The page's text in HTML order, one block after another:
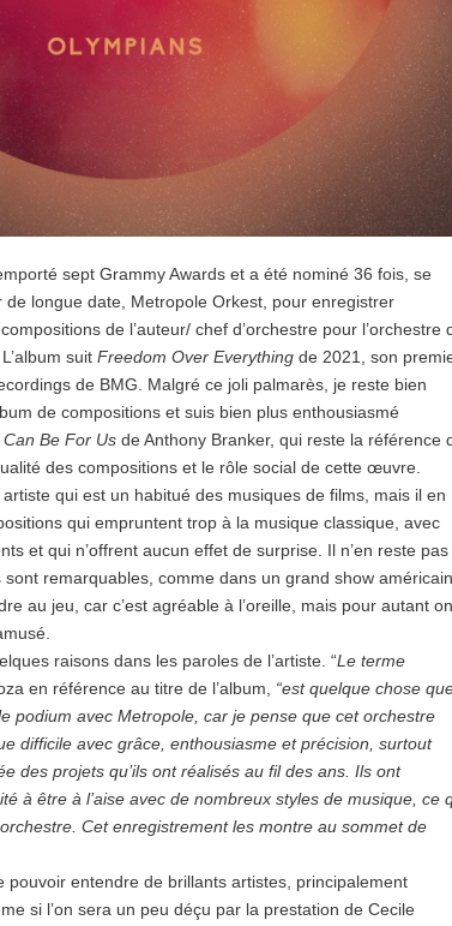
sept Grammy Awards et a été nominé 36 fois, se
de longue date, Metropole Orkest, pour enregistrer
de l’auteur/ chef d’orchestre pour l’orchestre
suit Freedom Over Everything de 2021, son
de BMG. Malgré ce joli palmarès, je reste bien
de compositions et suis bien plus enthousiasmé
Be For Us de Anthony Branker, qui reste la référence
des compositions et le rôle social de cette œuvre.
qui est un habitué des musiques de films, mais il en
qui empruntent trop à la musique classique, avec
et qui n’offrent aucun effet de surprise. Il n’en reste pas
remarquables, comme dans un grand show américain.
au jeu, car c’est agréable à l’oreille, mais pour autant on
raisons dans les paroles de l’artiste. “Le terme
en référence au titre de l’album, “est quelque chose
podium avec Metropole, car je pense que cet orchestre
difficile avec grâce, enthousiasme et précision, surtout
des projets qu’ils ont réalisés au fil des ans. Ils ont
à être à l’aise avec de nombreux styles de musique, ce
Cet enregistrement les montre au sommet de
pouvoir entendre de brillants artistes, principalement
si l’on sera un peu déçu par la prestation de Cecile